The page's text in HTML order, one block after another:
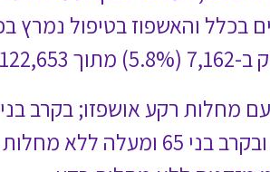
רקע. חשוב לציין שהנתונים
לפי הדוח, 18%-20% מהחולים בני 19-64 עם מחלות רקע אושפזו; בקרב בני 19-64 ללא מחלות רקע כ-6% אושפזו; בקרב בני 65
רקע 42%-44% אושפזו ובקרב בני 65 ומעלה ללא מחלות רקע 17%-18% אושפזו. המסקנה היא שלצעירים